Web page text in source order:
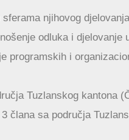
njihovog
odluka i djelovanje
programskih i
Tuzlanskog kantona
člana sa područja